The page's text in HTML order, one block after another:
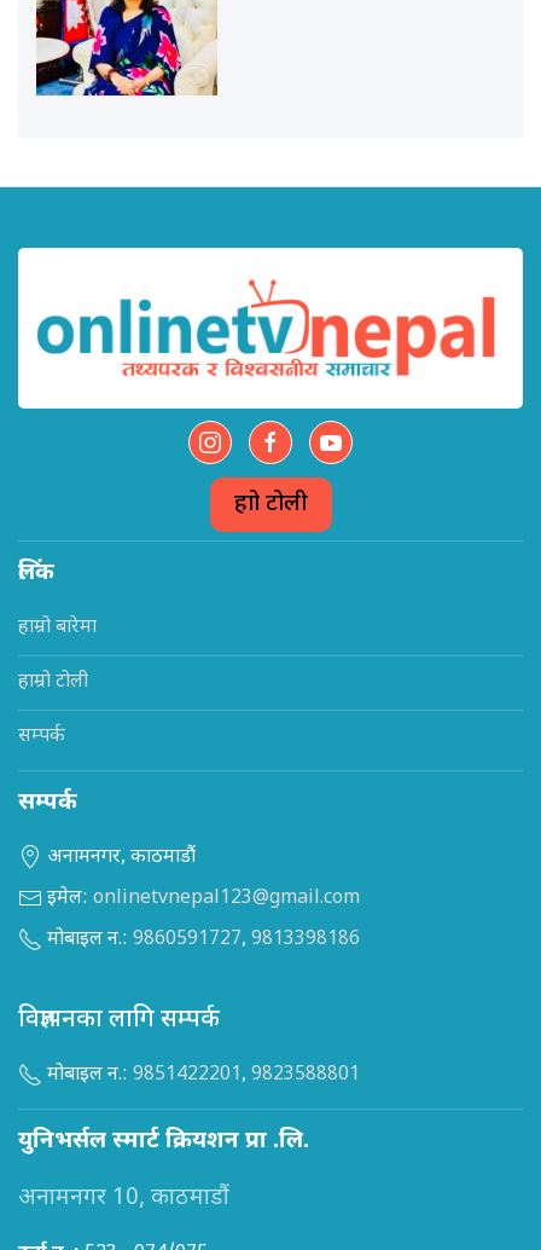
हाम्रो टोली
लिंक
हाम्रो बारेमा
हाम्रो टोली
सम्पर्क
सम्पर्क
अनामनगर, काठमाडौं
इमेल: onlinetvnepal123@gmail.com
मोबाइल न.: 9860591727, 9813398186
विज्ञापनका लागि सम्पर्क
मोबाइल न.: 9851422201, 9823588801
युनिभर्सल स्मार्ट क्रियशन प्रा .लि.
अनामनगर 10, काठमाडौं